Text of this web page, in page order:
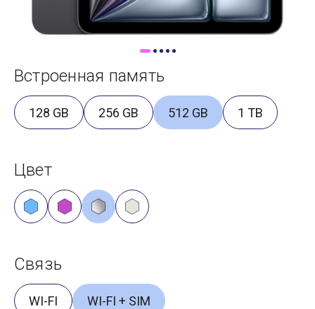
Встроенная память
128 GB 256 GB 512 GB 1 TB
Цвет
Связь
WI-FI WI-FI + SIM